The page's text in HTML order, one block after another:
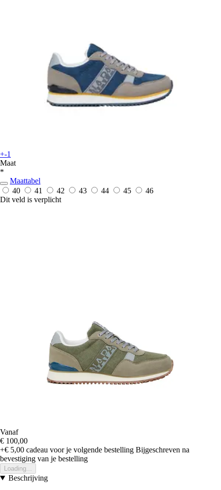
+-1
Maat
*
Maattabel
40
41 42 43 44 45
46
Dit veld is verplicht
Vanaf
€ 100,00
+€ 5,00 cadeau voor je volgende bestelling Bijgeschreven na
bevestiging van je bestelling
Loading...
Beschrijving